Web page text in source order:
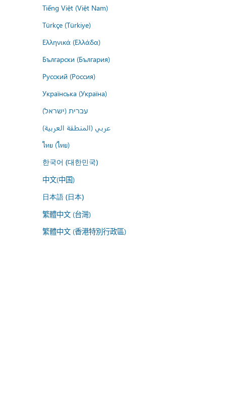
Tiếng Việt (Việt Nam)
Türkçe (Türkiye)
Ελληνικά (Ελλάδα)
Български (България)
Русский (Россия)
Українська (Україна)
עברית (ישראל)
عربي (المنطقة العربية)
ไทย (ไทย)
한국어 (대한민국)
中文(中国)
日本語 (日本)
繁體中文 (台灣)
繁體中文 (香港特別行政區)